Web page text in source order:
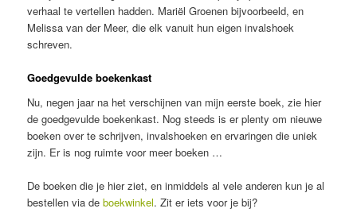
verhaal te vertellen hadden. Mariël Groenen bijvoorbeeld, en
Melissa van der Meer, die elk vanuit hun eigen invalshoek
schreven.
Goedgevulde boekenkast
Nu, negen jaar na het verschijnen van mijn eerste boek, zie hier
de goedgevulde boekenkast. Nog steeds is er plenty om nieuwe
boeken over te schrijven, invalshoeken en ervaringen die uniek
zijn. Er is nog ruimte voor meer boeken …
De boeken die je hier ziet, en inmiddels al vele anderen kun je al
bestellen via deboekwinkel. Zit er iets voor je bij?